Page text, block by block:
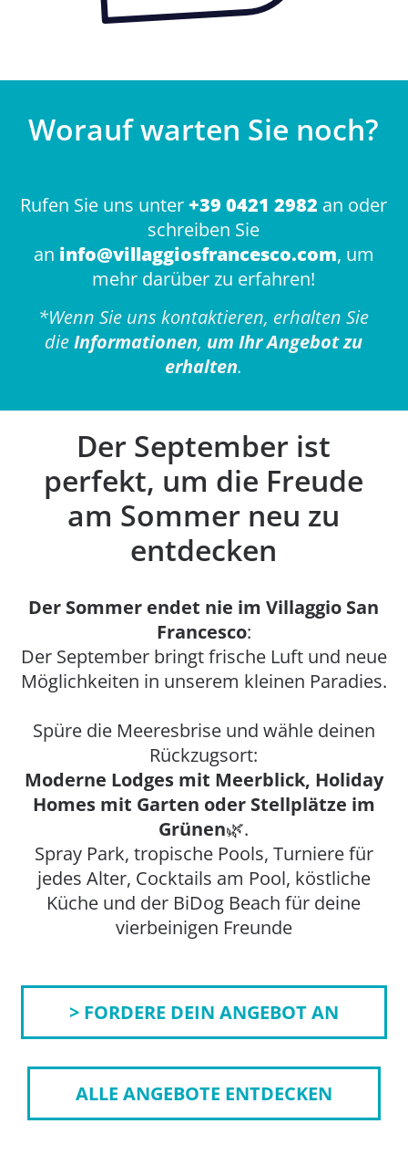
Worauf warten Sie noch?
Rufen Sie uns unter+39 0421 2982 an oder
schreiben Sie
an info@villaggiosfrancesco.com, um
mehr darüber zu erfahren!
*Wenn Sie uns kontaktieren, erhalten Sie
dieInformationen, um Ihr Angebot zu
erhalten.
Der September ist
perfekt, um die Freude
am Sommer neu zu
entdecken
Der Sommer endet nie im Villaggio San
Francesco:
Der September bringt frische Luft und neue
Möglichkeiten in unserem kleinen Paradies.
Spüre die Meeresbrise und wähle deinen
Rückzugsort:
Moderne Lodges mit Meerblick, Holiday
Homes mit Garten oder Stellplätze im
Grünen🌿.
Spray Park, tropische Pools, Turniere für
jedes Alter, Cocktails am Pool, köstliche
Küche und der BiDog Beach für deine
vierbeinigen Freunde
> FORDERE DEIN ANGEBOT AN
ALLE ANGEBOTE ENTDECKEN